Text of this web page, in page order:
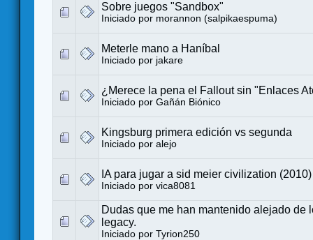
Sobre juegos "Sandbox"
Iniciado por morannon (salpikaespuma)
Meterle mano a Haníbal
Iniciado por jakare
¿Merece la pena el Fallout sin "Enlaces
Iniciado por Gañán Biónico
Kingsburg primera edición vs segunda
Iniciado por alejo
IA para jugar a sid meier civilization (2010)
Iniciado por vica8081
Dudas que me han mantenido alejado de
legacy.
Iniciado por Tyrion250